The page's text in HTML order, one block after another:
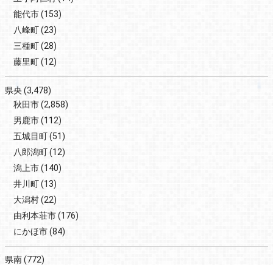
能代市(153)
八峰町(23)
三種町(28)
藤里町(12)
県央 (3,478)
秋田市(2,858)
男鹿市(112)
五城目町(51)
八郎潟町(12)
潟上市(140)
井川町(13)
大潟村(22)
由利本荘市(176)
にかほ市(84)
県南(772)